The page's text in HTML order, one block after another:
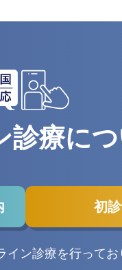
診療に
初
ン診療を行ってお